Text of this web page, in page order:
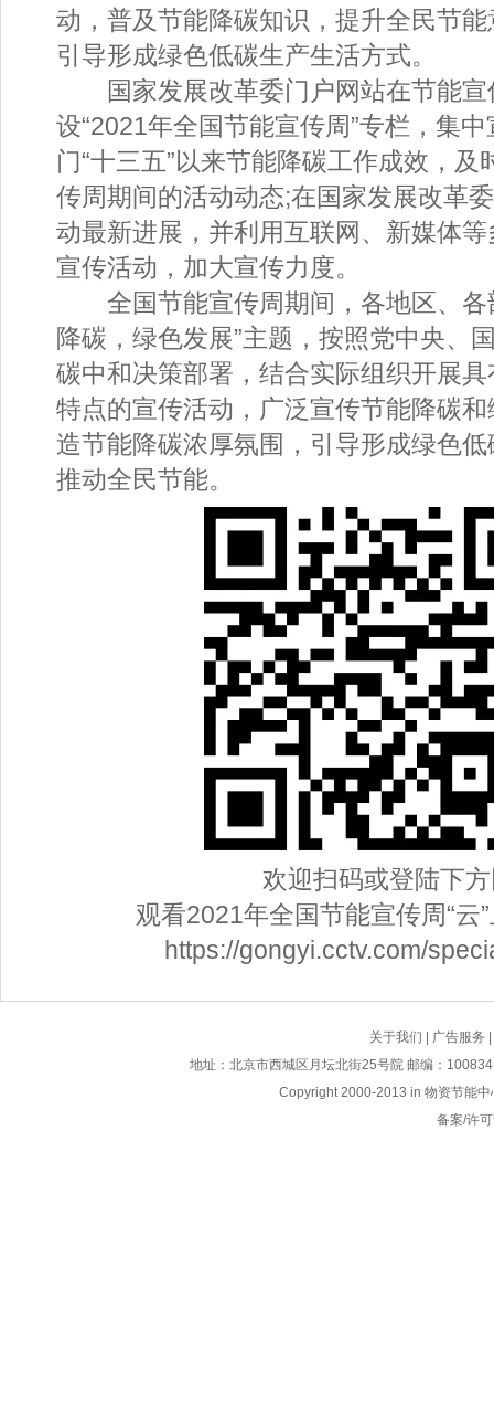
动，普及节能降碳知识，提升全民节
引导形成绿色低碳生产生活方式。
国家发展改革委门户网站在节能宣
设“2021年全国节能宣传周”专栏，集
门“十三五”以来节能降碳工作成效，及
传周期间的活动动态;在国家发展改革
动最新进展，并利用互联网、新媒体
宣传活动，加大宣传力度。
全国节能宣传周期间，各地区、各
降碳，绿色发展”主题，按照党中央、
碳中和决策部署，结合实际组织开展
特点的宣传活动，广泛宣传节能降碳
造节能降碳浓厚氛围，引导形成绿色
推动全民节能。
欢迎扫码或登陆下方
观看2021年全国节能宣传周“云”
https://gongyi.cctv.com/
关于我们 广告服务
地址：北京市西城区月坛北街25号院 邮编：
Copyright 2000-2013 in 物资节能
备案/许